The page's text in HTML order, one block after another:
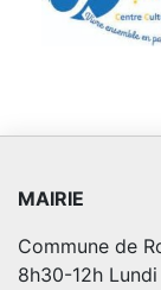
MAIRIE
Commune de
8h30-12h